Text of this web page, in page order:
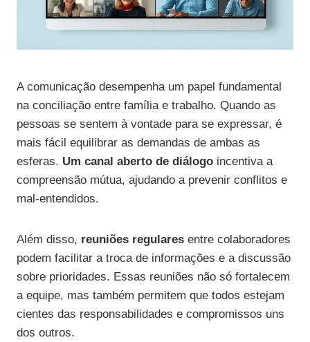
A comunicação desempenha um papel fundamental
na conciliação entre família e trabalho. Quando as
pessoas se sentem à vontade para se expressar, é
mais fácil equilibrar as demandas de ambas as
esferas. Um canal aberto de diálogo incentiva a
compreensão mútua, ajudando a prevenir conflitos e
mal-entendidos.
Além disso, reuniões regulares entre colaboradores
podem facilitar a troca de informações e a discussão
sobre prioridades. Essas reuniões não só fortalecem
a equipe, mas também permitem que todos estejam
cientes das responsabilidades e compromissos uns
dos outros.